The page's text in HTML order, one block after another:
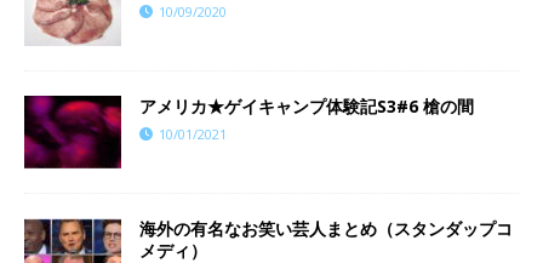
10/09/2020
アメリカ★ゲイキャンプ体験記S3#6 槍の間
10/01/2021
海外の有名なお笑い芸人まとめ（スタンダップコ
メディ）